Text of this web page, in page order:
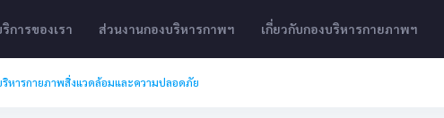
การของเรา ส่วนงานกองบริหารกาพฯ เกี่ยวกับกองบริหารกายภาพฯ
หารกายภาพสิ่งแวดล้อมและความปลอดภัย